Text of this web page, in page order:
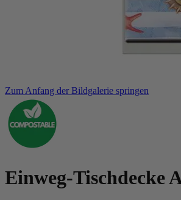
Zum Anfang der Bildgalerie springen
Einweg-Tischdecke